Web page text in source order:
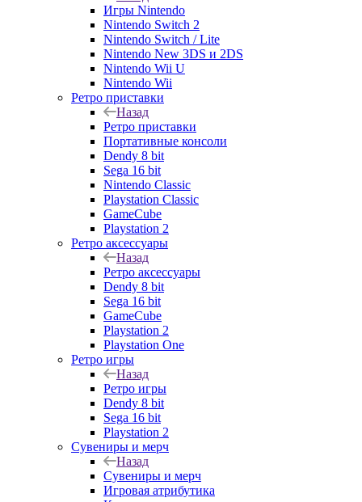
Игры Nintendo
Nintendo Switch 2
Nintendo Switch / Lite
Nintendo New 3DS и 2DS
Nintendo Wii U
Nintendo Wii
Ретро приставки
Назад
Ретро приставки
Портативные консоли
Dendy 8 bit
Sega 16 bit
Nintendo Classic
Playstation Classic
GameCube
Playstation 2
Ретро аксессуары
Назад
Ретро аксессуары
Dendy 8 bit
Sega 16 bit
GameCube
Playstation 2
Playstation One
Ретро игры
Назад
Ретро игры
Dendy 8 bit
Sega 16 bit
Playstation 2
Сувениры и мерч
Назад
Сувениры и мерч
Игровая атрибутика